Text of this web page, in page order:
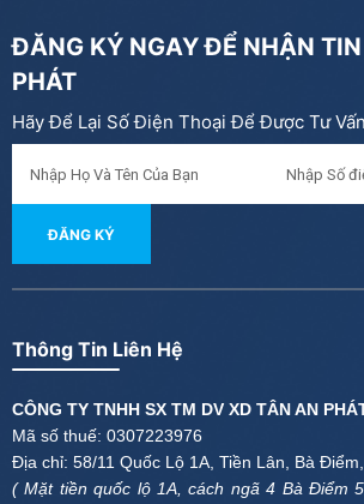
ĐĂNG KÝ NGAY ĐỂ NHẬN
PHÁT
Hãy Để Lại Số Điện Thoại Để Được Tư Vấn
ĐĂNG KÝ
Thông Tin Liên Hệ
CÔNG TY TNHH SX TM DV XD TÂN AN
Mã số thuế: 0307223976
Địa chỉ: 58/11 Quốc Lộ 1A, Tiền Lân, Bà
( Mặt tiền quốc lộ 1A, cách ngã 4 Bà Điểm